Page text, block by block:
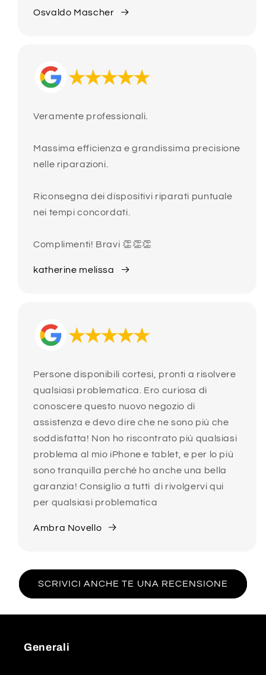
Osvaldo Mascher
Veramente professionali.
Massima efficienza e grandissima precisione
nelle riparazioni.
Riconsegna dei dispositivi riparati puntuale
nei tempi concordati.
Complimenti! Bravi 👏👏👏
katherine melissa
Persone disponibili cortesi, pronti a risolvere
qualsiasi problematica. Ero curiosa di
conoscere questo nuovo negozio di
assistenza e devo dire che ne sono più che
soddisfatta! Non ho riscontrato più qualsiasi
problema al mio iPhone e tablet, e per lo più
sono tranquilla perché ho anche una bella
garanzia! Consiglio a tutti di rivolgervi qui
per qualsiasi problematica
Ambra Novello
SCRIVICI ANCHE TE UNA RECENSIONE
Generali